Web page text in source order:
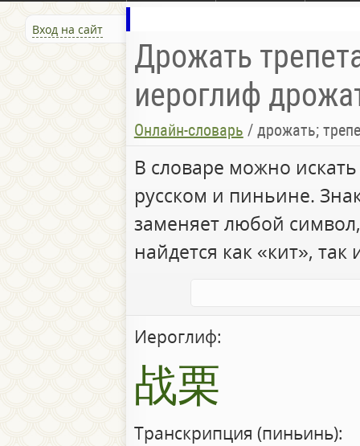
Вход на сайт
Дрожать
иероглиф
Онлайн-словарь / дрожать;
В словаре можно
русском и пиньине.
заменяет любой
найдется как «кит», так
Иероглиф:
战栗
Транскрипция (пиньинь):